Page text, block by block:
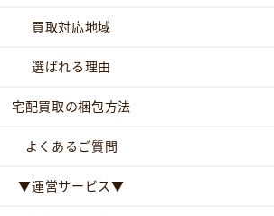
買取対応地域
選ばれる理由
宅配買取の梱包方法
よくあるご質問
▼運営サービス▼